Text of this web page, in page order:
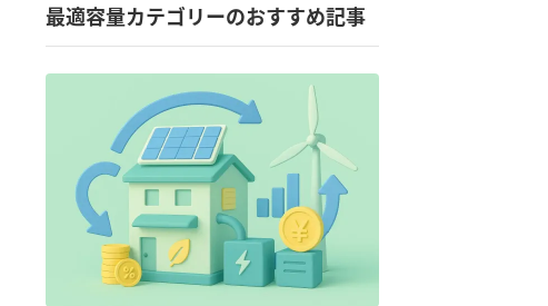
最適容量カテゴリーのおすすめ記事